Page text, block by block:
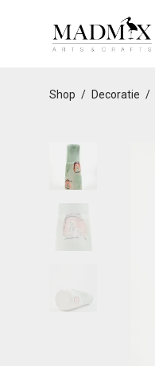
Shop / Decoratie /